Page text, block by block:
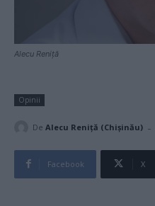
Alecu Reniță
Opinii
De Alecu Reniță (Chișinău) -
Facebook X